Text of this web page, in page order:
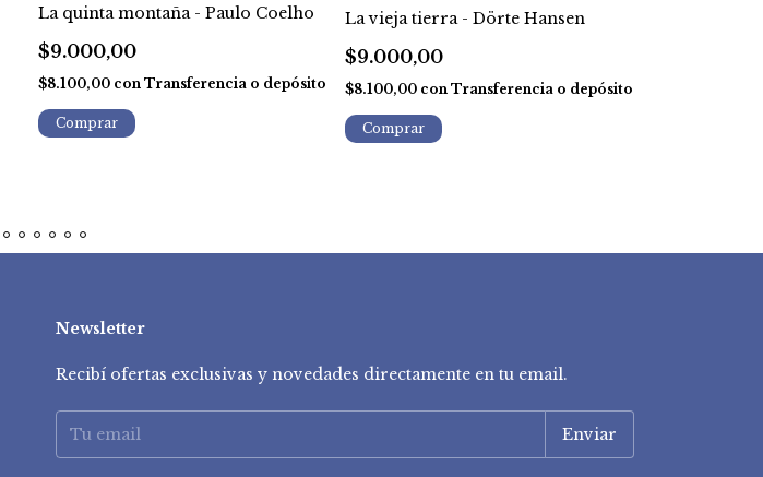
La quinta montaña - Paulo Coelho
$9.000,00
$8.100,00 con Transferencia o depósito
La vieja tierra - Dörte Hansen
$9.000,00
$8.100,00 con Transferencia o depósito
Newsletter
Recibí ofertas exclusivas y novedades directamente en tu email.